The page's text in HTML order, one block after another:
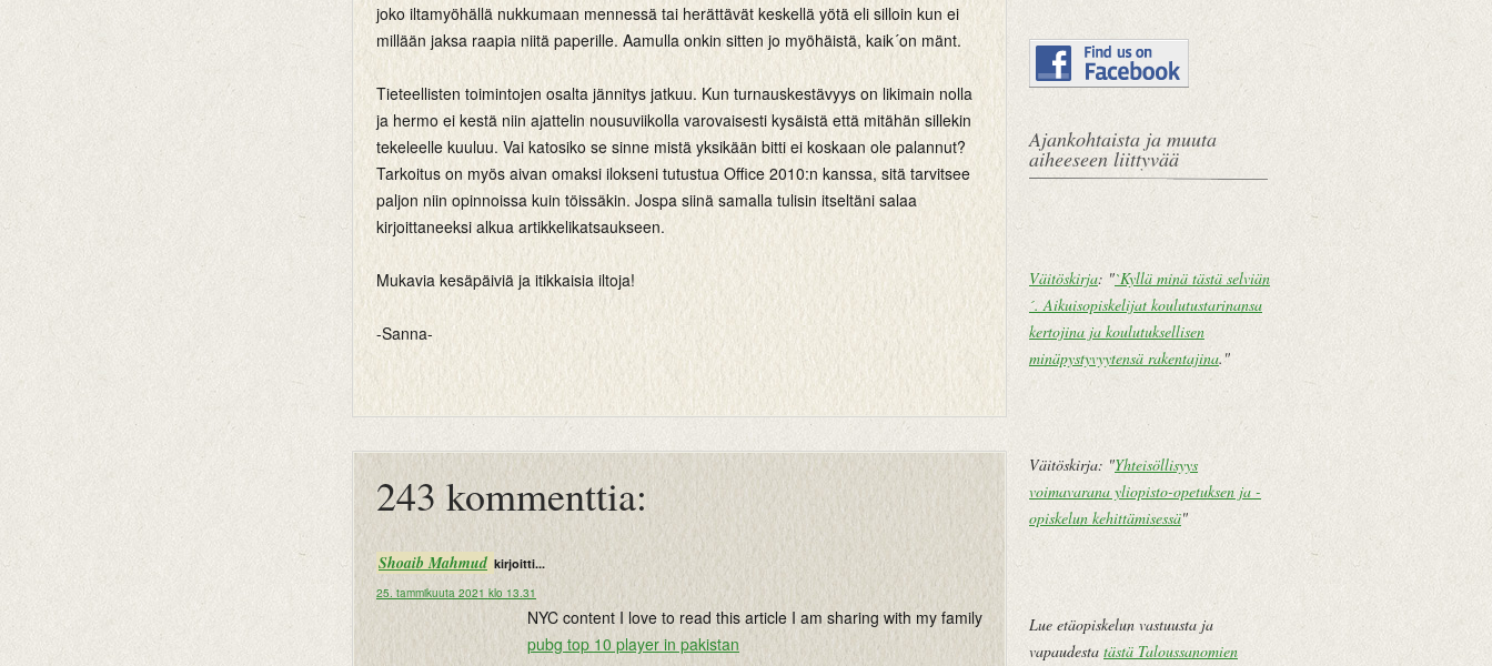
joko iltamyöhällä nukkumaan mennessä tai herättävät keskellä yötä eli silloin kun ei
millään jaksa raapia niitä paperille. Aamulla onkin sitten jo myöhäistä, kaik´on mänt.
Tieteellisten toimintojen osalta jännitys jatkuu. Kun turnauskestävyys on likimain nolla
ja hermo ei kestä niin ajattelin nousuviikolla varovaisesti kysäistä että mitähän sillekin
tekeleelle kuuluu. Vai katosiko se sinne mistä yksikään bitti ei koskaan ole palannut?
Tarkoitus on myös aivan omaksi ilokseni tutustua Office 2010:n kanssa, sitä tarvitsee
paljon niin opinnoissa kuin töissäkin. Jospa siinä samalla tulisin itseltäni salaa
kirjoittaneeksi alkua artikkelikatsaukseen.
Mukavia kesäpäiviä ja itikkaisia iltoja!
-Sanna-
243 kommenttia:
Shoaib Mahmud kirjoitti...
25. tammikuuta 2021 klo 13.31
NYC content I love to read this article I am sharing with my family
pubg top 10 player in pakistan
m
Ajankohtaista ja muuta
aiheeseen liittyvää
Väitöskirja: "`Kyllä minä tästä selviän
´. Aikuisopiskelijat koulutustarinansa
kertojina ja koulutuksellisen
minäpystyvyytensä rakentajina."
Väitöskirja: "Yhteisöllisyys
voimavarana yliopisto-opetuksen ja -
opiskelun kehittämisessä"
Lue etäopiskelun vastuusta ja
vapaudesta tästä Taloussanomien